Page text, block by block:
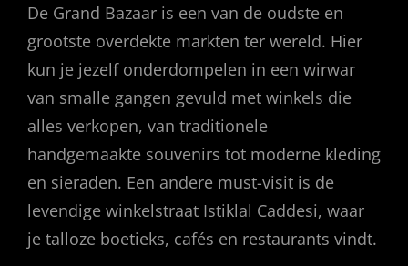
De Grand Bazaar is een van de oudste en
grootste overdekte markten ter wereld. Hier
kun je jezelf onderdompelen in een wirwar
van smalle gangen gevuld met winkels die
alles verkopen, van traditionele
handgemaakte souvenirs tot moderne kleding
en sieraden. Een andere must-visit is de
levendige winkelstraat Istiklal Caddesi, waar
je talloze boetieks, cafés en restaurants vindt.